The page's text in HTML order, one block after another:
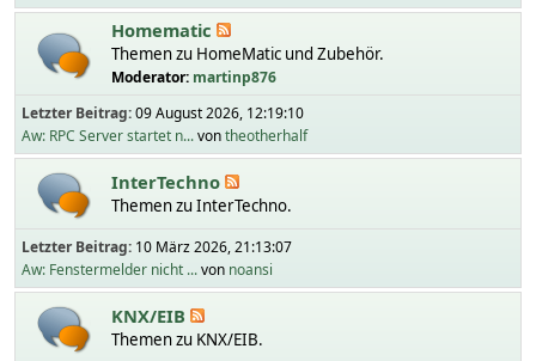
Homematic
Themen zu HomeMatic und Zubehör.
Moderator: martinp876
Letzter Beitrag:09 August 2026, 12:19:10
Aw: RPC Server startet n...vontheotherhalf
InterTechno
Themen zu InterTechno.
Letzter Beitrag: 10 März 2026, 21:13:07
Aw: Fenstermelder nicht ...von noansi
KNX/EIB
Themen zu KNX/EIB.